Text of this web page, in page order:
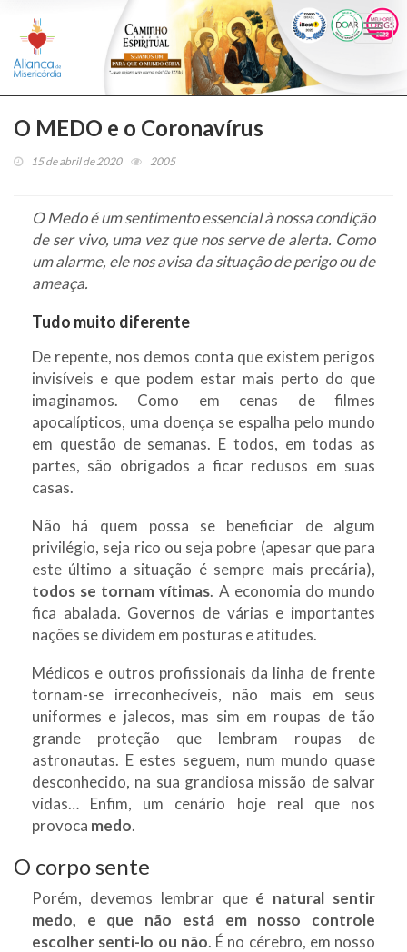
O MEDO e o Coronavírus
15 de abril de 2020 2005
O Medo é um sentimento essencial à nossa condição
de ser vivo, uma vez que nos serve de alerta. Como
um alarme, ele nos avisa da situação de perigo ou de
ameaça.
Tudo muito diferente
De repente, nos demos conta que existem perigos
invisíveis e que podem estar mais perto do que
imaginamos. Como em cenas de filmes
apocalípticos, uma doença se espalha pelo mundo
em questão de semanas. E todos, em todas as
partes, são obrigados a ficar reclusos em suas
casas.
Não há quem possa se beneficiar de algum
privilégio, seja rico ou seja pobre (apesar que para
este último a situação é sempre mais precária),
todos se tornam vítimas. A economia do mundo
fica abalada. Governos de várias e importantes
nações se dividem em posturas e atitudes.
Médicos e outros profissionais da linha de frente
tornam-se irreconhecíveis, não mais em seus
uniformes e jalecos, mas sim em roupas de tão
grande proteção que lembram roupas de
astronautas. E estes seguem, num mundo quase
desconhecido, na sua grandiosa missão de salvar
vidas… Enfim, um cenário hoje real que nos
provoca medo.
O corpo sente
Porém, devemos lembrar que é natural sentir
medo, e que não está em nosso controle
escolher senti-lo ou não. É no cérebro, em nosso